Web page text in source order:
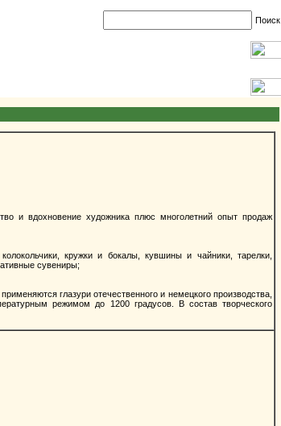
Поиск
и вдохновение художника плюс многолетний опыт продаж
кружки и бокалы, кувшины и чайники, тарелки,
сувениры;
глазури отечественного и немецкого производства,
режимом до 1200 градусов. В состав творческого